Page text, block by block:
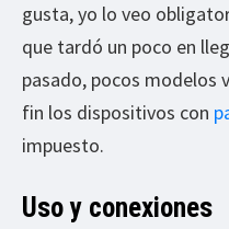
gusta, yo lo veo
que tardó un poco en
pasado, pocos modelos
fin los dispositivos con
impuesto.
Uso y conexiones